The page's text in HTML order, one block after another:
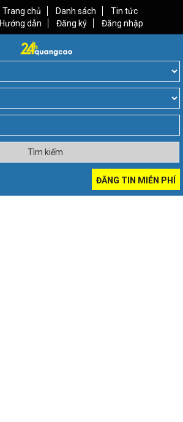
Trang chủ Danh sách
Tin tức
Hướng dẫn Đăng ký Đăng nhập
Tìm kiếm
ĐĂNG TIN MIỄN PHÍ